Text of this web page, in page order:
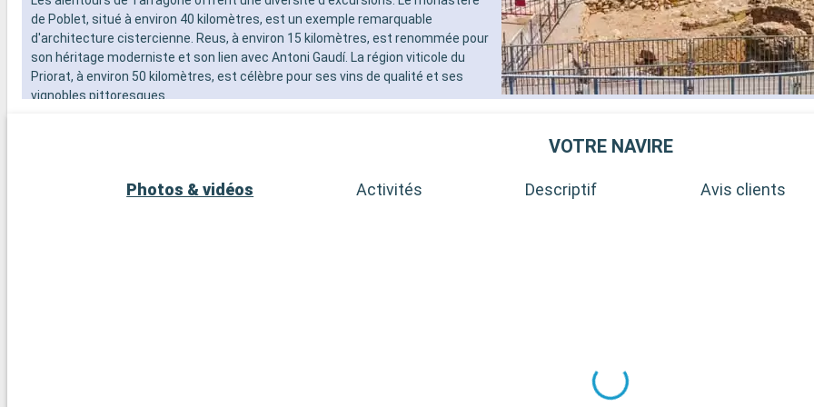
pour les adultes)
- 40% de réduction sur un
sélectionné prépayé
- 10% de réduction sur tous
réservés à bord
SERVICES
charge des bagages
- Points MSC Voyagers Club
de Poblet, situé à environ 40 kilomètres, est un exemple remarquable
d'architecture cistercienne. Reus, à environ 15 kilomètres, est renommée pour
son héritage moderniste et son lien avec Antoni Gaudí. La région viticole du
Priorat, à environ 50 kilomètres, est célèbre pour ses vins de qualité et ses
vignobles pittoresques.
VOTRE NAVIRE
Photos & vidéos Activités Descriptif Avis clients